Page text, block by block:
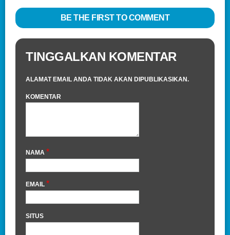
BE THE FIRST TO COMMENT
TINGGALKAN KOMENTAR
ALAMAT EMAIL ANDA TIDAK AKAN DIPUBLIKASIKAN.
KOMENTAR
NAMA *
EMAIL *
SITUS